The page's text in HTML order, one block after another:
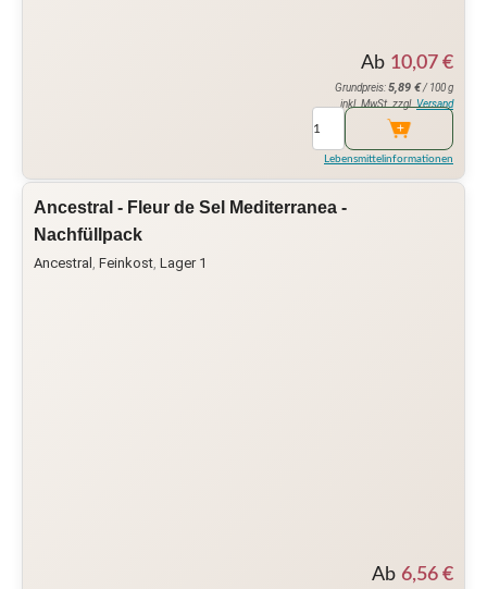
Ab 10,07 €
Grundpreis:5,89 €/ 100 g
inkl. MwSt. zzgl. Versand
Lebensmittelinformationen
Ancestral - Fleur de Sel Mediterranea -
Nachfüllpack
Ancestral , Feinkost, Lager 1
Ab 6,56 €